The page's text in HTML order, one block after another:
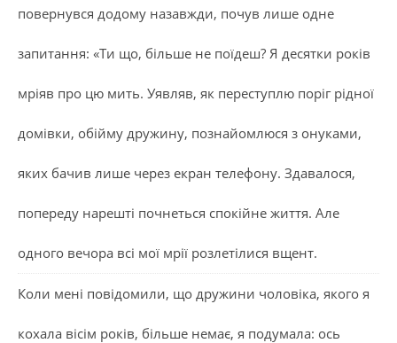
повернувся додому назавжди, почув лише одне
запитання: «Ти що, більше не поїдеш? Я десятки років
мріяв про цю мить. Уявляв, як переступлю поріг рідної
домівки, обійму дружину, познайомлюся з онуками,
яких бачив лише через екран телефону. Здавалося,
попереду нарешті почнеться спокійне життя. Але
одного вечора всі мої мрії розлетілися вщент.
Коли мені повідомили, що дружини чоловіка, якого я
кохала вісім років, більше немає, я подумала: ось